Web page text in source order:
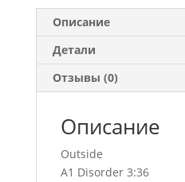
Описание
Детали
Отзывы (0)
Описание
Outside
A1 Disorder 3:36